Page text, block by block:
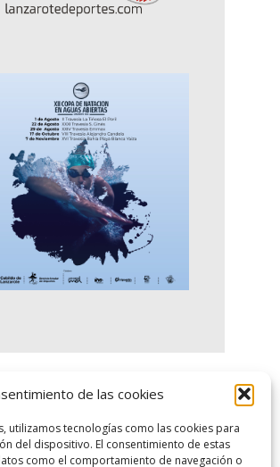
de las cookies
utilizamos tecnologías como las cookies para
del dispositivo. El consentimiento de estas
como el comportamiento de navegación o
SID